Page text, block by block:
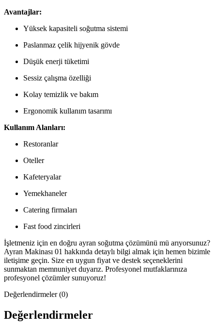
Avantajlar:
Yüksek kapasiteli soğutma sistemi
Paslanmaz çelik hijyenik gövde
Düşük enerji tüketimi
Sessiz çalışma özelliği
Kolay temizlik ve bakım
Ergonomik kullanım tasarımı
Kullanım Alanları:
Restoranlar
Oteller
Kafeteryalar
Yemekhaneler
Catering firmaları
Fast food zincirleri
İşletmeniz için en doğru ayran soğutma çözümünü mü arıyorsunuz?
Ayran Makinası 01 hakkında detaylı bilgi almak için hemen bizimle
iletişime geçin. Size en uygun fiyat ve destek seçeneklerini
sunmaktan memnuniyet duyarız. Profesyonel mutfaklarınıza
profesyonel çözümler sunuyoruz!
Değerlendirmeler (0)
Değerlendirmeler